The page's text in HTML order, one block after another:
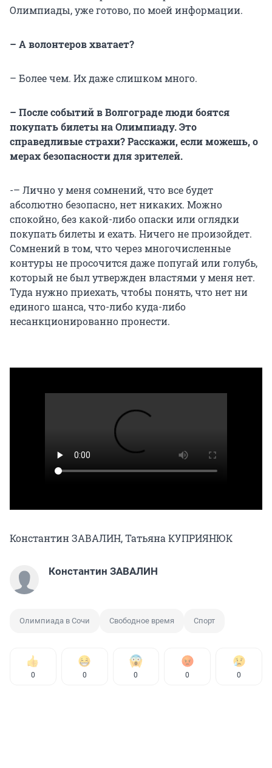
Олимпиады, уже готово, по моей информации.
– А волонтеров хватает?
– Более чем. Их даже слишком много.
– После событий в Волгограде люди боятся
покупать билеты на Олимпиаду. Это
справедливые страхи? Расскажи, если можешь, о
мерах безопасности для зрителей.
-– Лично у меня сомнений, что все будет
абсолютно безопасно, нет никаких. Можно
спокойно, без какой-либо опаски или оглядки
покупать билеты и ехать. Ничего не произойдет.
Сомнений в том, что через многочисленные
контуры не просочится даже попугай или голубь,
который не был утвержден властями у меня нет.
Туда нужно приехать, чтобы понять, что нет ни
единого шанса, что-либо куда-либо
несанкционированно пронести.
Константин ЗАВАЛИН, Татьяна КУПРИЯНЮК
Константин ЗАВАЛИН
Олимпиада в Сочи Свободное время Спорт
0 0 0 0 0